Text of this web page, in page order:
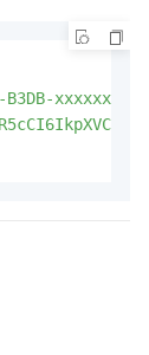
B3DB-xxxxxxxx"